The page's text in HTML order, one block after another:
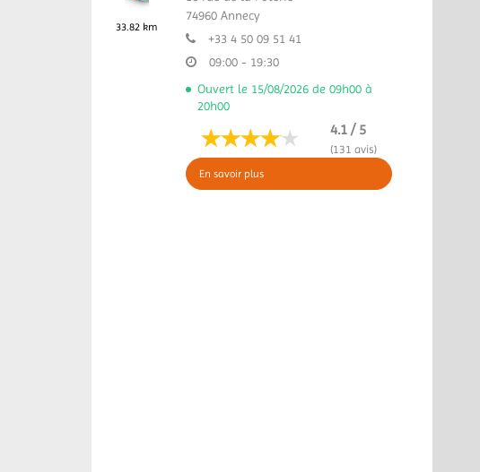
33.82 km
74960 Annecy
+33 4 50 09 51 41
09:00 - 19:30
Ouvert le 15/08/2026 de 09h00 à
20h00
4.1 / 5
(131 avis)
En savoir plus